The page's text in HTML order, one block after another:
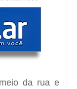
da rua e